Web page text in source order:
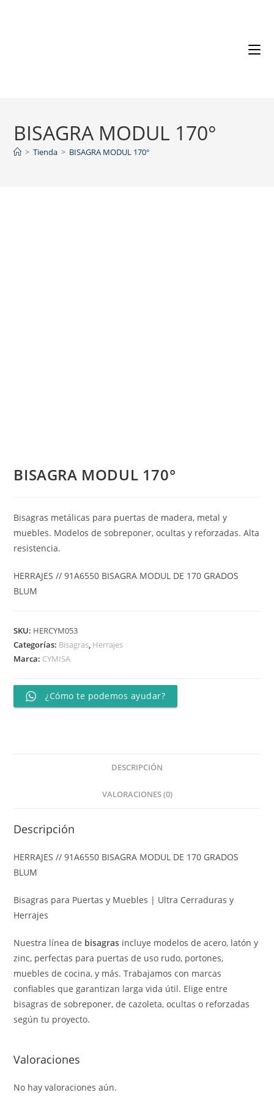
BISAGRA MODUL 170°
> Tienda > BISAGRA MODUL 170°
BISAGRA MODUL 170°
Bisagras metálicas para puertas de madera, metal y
muebles. Modelos de sobreponer, ocultas y reforzadas. Alta
resistencia.
HERRAJES // 91A6550 BISAGRA MODUL DE 170 GRADOS
BLUM
SKU: HERCYM053
Categorías: Bisagras, Herrajes
Marca: CYMISA
¿Cómo te podemos ayudar?
DESCRIPCIÓN
VALORACIONES (0)
Descripción
HERRAJES // 91A6550 BISAGRA MODUL DE 170 GRADOS
BLUM
Bisagras para Puertas y Muebles | Ultra Cerraduras y
Herrajes
Nuestra línea de bisagras incluye modelos de acero, latón y
zinc, perfectas para puertas de uso rudo, portones,
muebles de cocina, y más. Trabajamos con marcas
confiables que garantizan larga vida útil. Elige entre
bisagras de sobreponer, de cazoleta, ocultas o reforzadas
según tu proyecto.
Valoraciones
No hay valoraciones aún.